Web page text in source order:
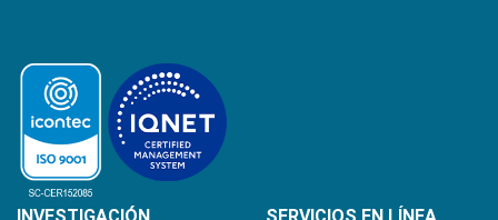
INVESTIGACIÓN SERVICIOS EN LÍNEA